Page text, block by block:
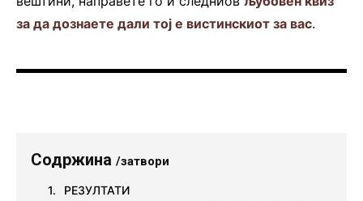
за да дознаете дали тој е вистинскиот за вас.
Содржина /затвори
РЕЗУЛТАТИ